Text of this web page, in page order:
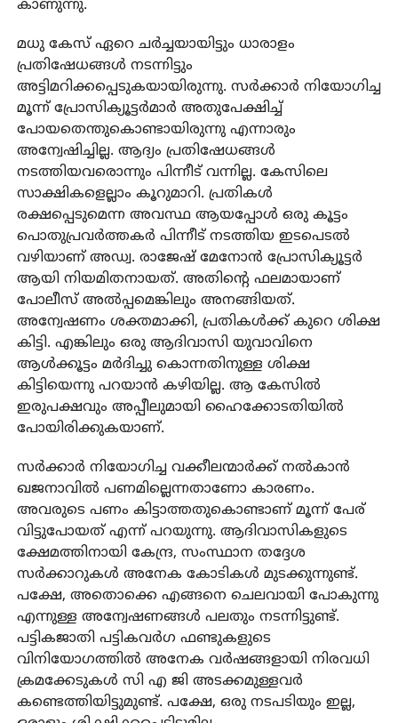
കാണുന്നു.
മധു കേസ് ഏറെ ചര്‍ച്ചയായിട്ടും ധാരാളം
പ്രതിഷേധങ്ങള്‍ നടന്നിട്ടും
അട്ടിമറിക്കപ്പെടുകയായിരുന്നു. സര്‍ക്കാര്‍ നിയോഗിച്ച
മൂന്ന് പ്രോസിക്യൂട്ടര്‍മാര്‍ അതുപേക്ഷിച്ച്
പോയതെന്തുകൊണ്ടായിരുന്നു എന്നാരും
അന്വേഷിച്ചില്ല. ആദ്യം പ്രതിഷേധങ്ങള്‍
നടത്തിയവരൊന്നും പിന്നീട് വന്നില്ല. കേസിലെ
സാക്ഷികളെല്ലാം കൂറുമാറി. പ്രതികള്‍
രക്ഷപ്പെടുമെന്ന അവസ്ഥ ആയപ്പോള്‍ ഒരു കൂട്ടം
പൊതുപ്രവര്‍ത്തകര്‍ പിന്നീട് നടത്തിയ ഇടപെടല്‍
വഴിയാണ് അഡ്വ. രാജേഷ് മേനോന്‍ പ്രോസിക്യൂട്ടര്‍
ആയി നിയമിതനായത്. അതിന്റെ ഫലമായാണ്
പോലീസ് അല്‍പ്പമെങ്കിലും അനങ്ങിയത്.
അന്വേഷണം ശക്തമാക്കി, പ്രതികള്‍ക്ക് കുറെ ശിക്ഷ
കിട്ടി. എങ്കിലും ഒരു ആദിവാസി യുവാവിനെ
ആള്‍ക്കൂട്ടം മര്‍ദിച്ചു കൊന്നതിനുള്ള ശിക്ഷ
കിട്ടിയെന്നു പറയാന്‍ കഴിയില്ല. ആ കേസില്‍
ഇരുപക്ഷവും അപ്പീലുമായി ഹൈക്കോടതിയില്‍
പോയിരിക്കുകയാണ്.
സര്‍ക്കാര്‍ നിയോഗിച്ച വക്കീലന്മാര്‍ക്ക് നല്‍കാന്‍
ഖജനാവില്‍ പണമില്ലെന്നതാണോ കാരണം.
അവരുടെ പണം കിട്ടാത്തതുകൊണ്ടാണ് മൂന്ന് പേര്
വിട്ടുപോയത് എന്ന് പറയുന്നു. ആദിവാസികളുടെ
ക്ഷേമത്തിനായി കേന്ദ്ര, സംസ്ഥാന തദ്ദേശ
സര്‍ക്കാറുകള്‍ അനേക കോടികള്‍ മുടക്കുന്നുണ്ട്.
പക്ഷേ, അതൊക്കെ എങ്ങനെ ചെലവായി പോകുന്നു
എന്നുള്ള അന്വേഷണങ്ങള്‍ പലതും നടന്നിട്ടുണ്ട്.
പട്ടികജാതി പട്ടികവര്‍ഗ ഫണ്ടുകളുടെ
വിനിയോഗത്തില്‍ അനേക വര്‍ഷങ്ങളായി നിരവധി
ക്രമക്കേടുകള്‍ സി എ ജി അടക്കമുള്ളവര്‍
കണ്ടെത്തിയിട്ടുമുണ്ട്. പക്ഷേ, ഒരു നടപടിയും ഇല്ല,